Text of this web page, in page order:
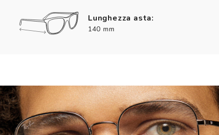
Lunghezza asta:
140 mm